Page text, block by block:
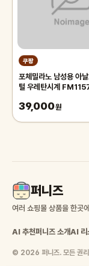
쿠팡
포체밀라노 남성용 아
털 우레탄시계
39,000원
퍼니즈
여러 쇼핑몰 상품을 한곳
AI 추천퍼니즈 소개AI 리
© 2026 퍼니즈. 모든 권